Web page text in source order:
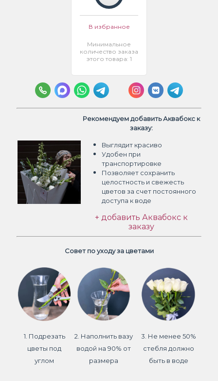
В избранное
Минимальное
количество заказа
этого товара: 1
Рекомендуем добавить Аквабокс к
заказу:
Выглядит красиво
Удобен при
транспортировке
Позволяет сохранить
целостность и свежесть
цветов за счет постоянного
доступа к воде
+ добавить Аквабокс к
заказу
Совет по уходу за цветами
1. Подрезать
цветы под
углом
2. Наполнить вазу
водой на 90% от
размера
3. Не менее 50%
стебля должно
быть в воде